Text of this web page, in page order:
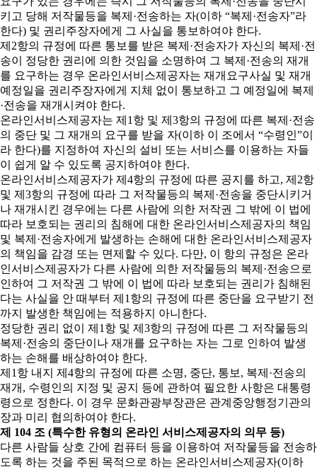
키고 당해 저작물등을 복제·전송하는 자(이하 “복제·전송자”라
한다) 및 권리주장자에게 그 사실을 통보하여야 한다.
제2항의 규정에 따른 통보를 받은 복제·전송자가 자신의 복제·전
송이 정당한 권리에 의한 것임을 소명하여 그 복제·전송의 재개
를 요구하는 경우 온라인서비스제공자는 재개요구사실 및 재개
예정일을 권리주장자에게 지체 없이 통보하고 그 예정일에 복제
·전송을 재개시켜야 한다.
온라인서비스제공자는 제1항 및 제3항의 규정에 따른 복제·전송
의 중단 및 그 재개의 요구를 받을 자(이하 이 조에서 “수령인”이
라 한다)를 지정하여 자신의 설비 또는 서비스를 이용하는 자들
이 쉽게 알 수 있도록 공지하여야 한다.
온라인서비스제공자가 제4항의 규정에 따른 공지를 하고, 제2항
및 제3항의 규정에 따라 그 저작물등의 복제·전송을 중단시키거
나 재개시킨 경우에는 다른 사람에 의한 저작권 그 밖에 이 법에
따라 보호되는 권리의 침해에 대한 온라인서비스제공자의 책임
및 복제·전송자에게 발생하는 손해에 대한 온라인서비스제공자
의 책임을 감경 또는 면제할 수 있다. 다만, 이 항의 규정은 온라
인서비스제공자가 다른 사람에 의한 저작물등의 복제·전송으로
인하여 그 저작권 그 밖에 이 법에 따라 보호되는 권리가 침해된
다는 사실을 안 때부터 제1항의 규정에 따른 중단을 요구받기 전
까지 발생한 책임에는 적용하지 아니한다.
정당한 권리 없이 제1항 및 제3항의 규정에 따른 그 저작물등의
복제·전송의 중단이나 재개를 요구하는 자는 그로 인하여 발생
하는 손해를 배상하여야 한다.
제1항 내지 제4항의 규정에 따른 소명, 중단, 통보, 복제·전송의
재개, 수령인의 지정 및 공지 등에 관하여 필요한 사항은 대통령
령으로 정한다. 이 경우 문화관광부장관은 관계중앙행정기관의
장과 미리 협의하여야 한다.
제 104 조 (특수한 유형의 온라인 서비스제공자의 의무 등)
다른 사람들 상호 간에 컴퓨터 등을 이용하여 저작물등을 전송하
도록 하는 것을 주된 목적으로 하는 온라인서비스제공자(이하